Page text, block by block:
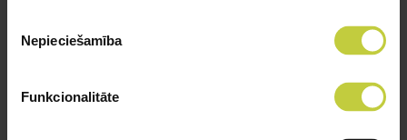
izvēle
Nepieciešamība
Funkcionalitāte
Reproduktīvas anomālijas – olu iesprūšana vai olas